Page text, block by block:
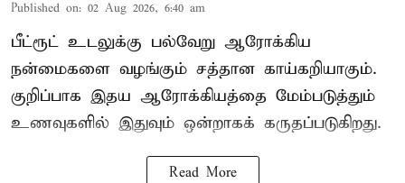
Published on: 02 Aug 2026, 6:40 am
பீட்ரூட் உடலுக்கு பல்வேறு ஆரோக்கிய
நன்மைகளை வழங்கும் சத்தான காய்கறியாகும்.
குறிப்பாக இதய ஆரோக்கியத்தை மேம்படுத்தும்
உணவுகளில் இதுவும் ஒன்றாகக் கருதப்படுகிறது.
Read More